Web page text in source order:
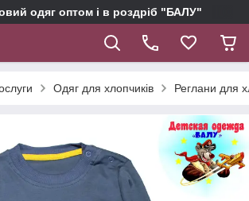
одяг оптом і в роздріб "БАЛУ"
Одяг для хлопчиків Реглани для